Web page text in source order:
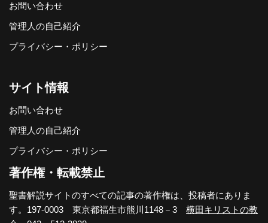
お問い合わせ
管理人の自己紹介
プライバシー・ポリシー
サイト情報
お問い合わせ
管理人の自己紹介
プライバシー・ポリシー
著作権・転載禁止
聖書解説サイトのすべての記事の著作権は、投稿者にありま
す。197-0003 東京都福生市熊川1148－3 横田キリストの教